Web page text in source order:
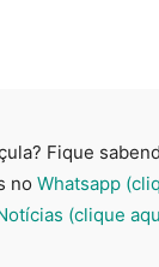
Fique
no Whatsapp
(clique